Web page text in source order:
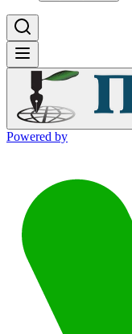
Powered by